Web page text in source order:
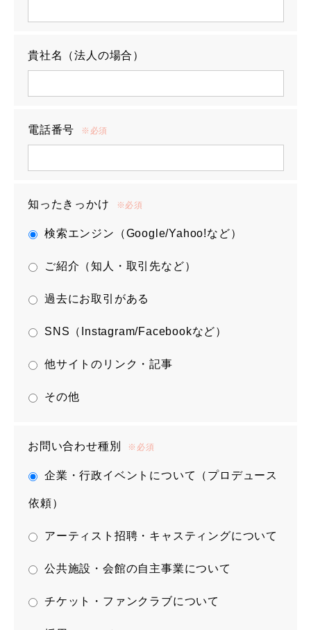
貴社名（法人の場合）
電話番号 ※必須
知ったきっかけ ※必須
検索エンジン（Google/Yahoo!など）
ご紹介（知人・取引先など）
過去にお取引がある
SNS（Instagram/Facebookなど）
他サイトのリンク・記事
その他
お問い合わせ種別 ※必須
企業・行政イベントについて（プロデュース
依頼）
アーティスト招聘・キャスティングについて
公共施設・会館の自主事業について
チケット・ファンクラブについて